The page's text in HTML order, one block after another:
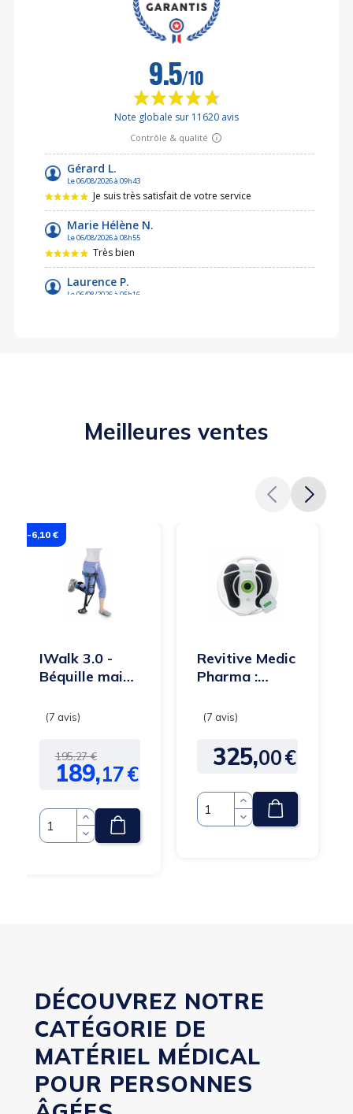
Meilleures ventes
-6,10 €
IWalk 3.0 -
Béquille mains
Prix
de
base
195,27 €Prix
189,17€
Quantité
Revitive Medic
Pharma :
la circulation
Prix
325,00€
Quantité
DÉCOUVREZ NOTRE
CATÉGORIE DE
MATÉRIEL MÉDICAL
POUR PERSONNES